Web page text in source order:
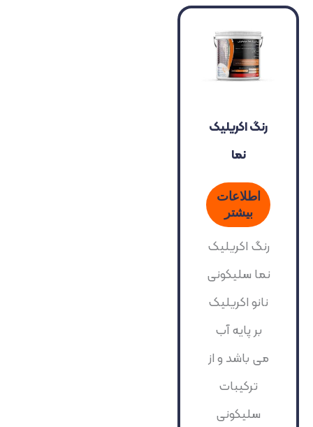
رنگ اکریلیک
نما
اطلاعات
بیشتر
رنگ اکریلیک
نما سلیکونی
نانو اکریلیک
بر پایه آب
می باشد و از
ترکیبات
سلیکونی